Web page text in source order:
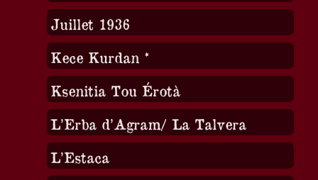
Juillet 1936
Kece Kurdan *
Ksenitia Tou Érotà
L’Erba d’Agram/ La Talvera
L’Estaca